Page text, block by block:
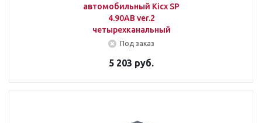
автомобильный Kicx SP
4.90AB ver.2
четырехканальный
Под заказ
5 203 руб.